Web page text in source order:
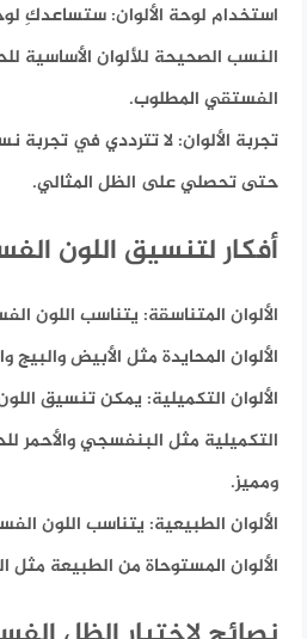
استخدام لوحة الألوان: ستساعدكِ
النسب الصحيحة للألوان الأساسية
الفستقي المطلوب.
تجربة الألوان: لا تترددي في تجربة
حتى تحصلي على الظل المثالي.
أفكار لتنسيق اللون
الألوان المتناسقة: يتناسب اللون
الألوان المحايدة مثل الأبيض والبيج
الألوان التكميلية: يمكن تنسيق
التكميلية مثل البنفسجي
ومميز.
الألوان الطبيعية: يتناسب اللون
الألوان المستوحاة من الطبيعة مثل